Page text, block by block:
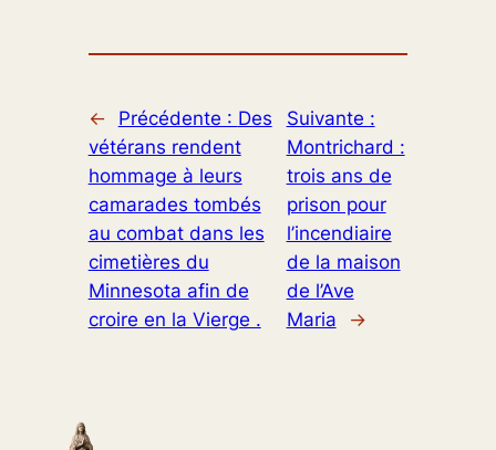
← Précédente : Des
vétérans rendent
hommage à leurs
camarades tombés
au combat dans les
cimetières du
Minnesota afin de
croire en la Vierge .
Suivante :
Montrichard :
trois ans de
prison pour
l’incendiaire
de la maison
de l’Ave
Maria
→